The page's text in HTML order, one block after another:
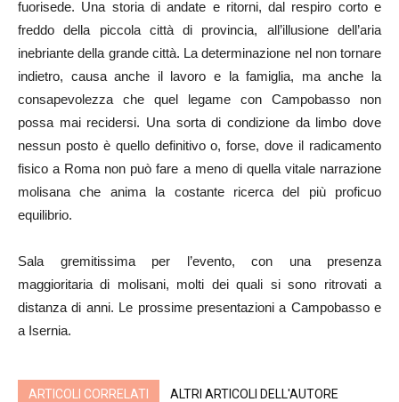
fuorisede. Una storia di andate e ritorni, dal respiro corto e
freddo della piccola città di provincia, all’illusione dell’aria
inebriante della grande città. La determinazione nel non tornare
indietro, causa anche il lavoro e la famiglia, ma anche la
consapevolezza che quel legame con Campobasso non
possa mai recidersi. Una sorta di condizione da limbo dove
nessun posto è quello definitivo o, forse, dove il radicamento
fisico a Roma non può fare a meno di quella vitale narrazione
molisana che anima la costante ricerca del più proficuo
equilibrio.
Sala gremitissima per l’evento, con una presenza
maggioritaria di molisani, molti dei quali si sono ritrovati a
distanza di anni. Le prossime presentazioni a Campobasso e
a Isernia.
ARTICOLI CORRELATI ALTRI ARTICOLI DELL'AUTORE